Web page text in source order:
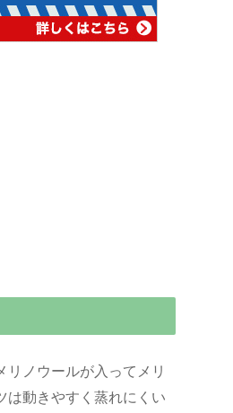
リノウールが入ってメリ
は動きやすく蒸れにくい